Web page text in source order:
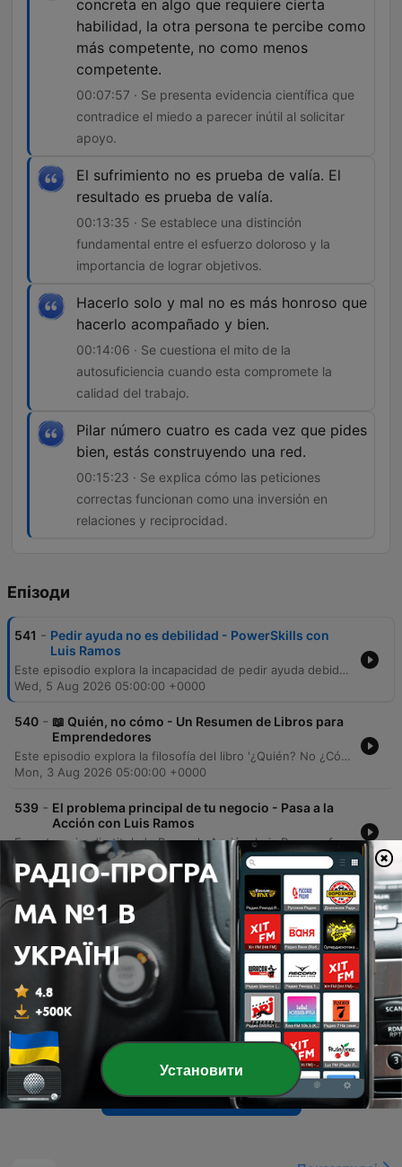
concreta en algo que requiere cierta
habilidad, la otra persona te percibe como
más competente, no como menos
competente.
00:07:57 · Se presenta evidencia científica que
contradice el miedo a parecer inútil al solicitar
apoyo.
El sufrimiento no es prueba de valía. El
resultado es prueba de valía.
00:13:35 · Se establece una distinción
fundamental entre el esfuerzo doloroso y la
importancia de lograr objetivos.
Hacerlo solo y mal no es más honroso que
hacerlo acompañado y bien.
00:14:06 · Se cuestiona el mito de la
autosuficiencia cuando esta compromete la
calidad del trabajo.
Pilar número cuatro es cada vez que pides
bien, estás construyendo una red.
00:15:23 · Se explica cómo las peticiones
correctas funcionan como una inversión en
relaciones y reciprocidad.
Епізоди
541 - Pedir ayuda no es debilidad - PowerSkills con
Luis Ramos
Este episodio explora la incapacidad de pedir ayuda debido al miedo a parecer incompetente, analizando cómo este hábito afecta los resultados y la identidad profesional. Se desmitifica la idea de que la autosuficiencia es una virtud en el trabajo, proponiendo un enfoque hacia la eficiencia. Asimismo, se detallan los cuatro pilares fundamentales para aprender a pedir ayuda de manera profesional, enfatizando que la eficacia reside en el resultado y no en el esfuerzo solitario. El episodio concluye con la promoción de la newsletter 'Pasa a la Acción'.
Wed, 5 Aug 2026 05:00:00 +0000
540 - 📖 Quién, no cómo - Un Resumen de Libros para
Emprendedores
Este episodio explora la filosofía del libro '¿Quién? No ¿Cómo?' de Dan Sullivan y Ben Hardy, que propone dejar de intentar resolver todo individualmente para escalar negocios. A través de ejemplos como Michael Jordan y el emprendedor de sandías, se ilustra cómo delegar en las personas adecuadas permite un crecimiento exponencial frente al esfuerzo propio. Se analiza la transición mental necesaria para superar la procrastinación y aumentar la productividad mediante la delegación de tareas técnicas. El episodio profundiza en la importancia de rodearse de personas que aporten valor, la economía del tiempo y consejos prácticos para identificar tareas que drenan energía, permitiendo al líder enfocarse en su propósito único.
Mon, 3 Aug 2026 05:00:00 +0000
539 - El problema principal de tu negocio - Pasa a la
Acción con Luis Ramos
En este episodio titulado Pasa a la Acción, Luis Ramos ofrece una guía práctica basada en el libro Un paso a la vez de Mike Michalowicz para realizar un diagnóstico empresarial efectivo. El contenido se centra en cómo identificar la necesidad vital de un negocio utilizando la jerarquía de cinco niveles: ventas, beneficios, orden, impacto y legado. El autor presenta un método de cuatro pasos —identificar, señalar, resolver y repetir— junto con una metodología de medición para transformar deseos vagos en objetivos concretos. El objetivo es enseñar a los dueños de negocio a concentrar su energía extra en el eslabón roto más bajo de su estructura, evitando distracciones y asegurando un crecimiento sólido y escalable.
31 лип. 2026
538
Cómo saber qué problema resolver -
PowerSkills con Luis Ramos
El presentador analiza la tendencia de resolver problemas urgentes pero irrelevantes, lo que genera una falsa sensación de productividad y nos impide abordar los problemas vitales que impulsan el crecimiento profesional. Se explora cómo nuestro cerebro busca la recompensa inmediata de 'apagar fuegos', impidiéndonos actuar estratégicamente. Asimismo, se explica la diferencia entre los problemas aparentes, que son síntomas fáciles de atacar, y los problemas vitales, que representan las causas de fondo. El episodio propone desarrollar la habilidad de 'la pausa' para diagnosticar si una acción ataca el origen o solo el síntoma, evitando así convertirse en un bombero profesional.
29 лип. 2026
📖 Un paso a la vez - Un Resumen de Libros para
Emprendedores
En este episodio, analizamos las enseñanzas del libro 'Fix This Next' de Mike Michalowicz, centrándonos en la importancia de identificar el problema prioritario en un negocio para evitar descuidar los cimientos estructurales. Exploramos la analogía de una pirámide de necesidades empresariales —ventas, beneficios, orden, impacto y legado— y cómo el éxito depende de reforzar el 'eslabón más débil' de esta cadena. El análisis profundiza en la teoría de las restricciones y advierte sobre peligros como la 'trampa de la supervivencia' y el error de creer que aumentar las ventas solucionará problemas estructurales. Finalmente, se ofrecen consejos prácticos para diagnosticar fallos operativos y recomendaciones de lectura para emprendedores que buscan pasar de la reactividad a la estrategia.
27 лип. 2026
Показати інші епізоди
Установити